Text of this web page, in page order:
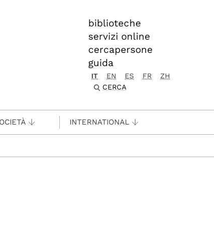
biblioteche
servizi online
cercapersone
guida
IT EN ES FR
ZH
CERCA
INTERNATIONAL